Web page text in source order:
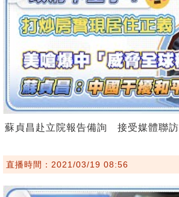
蘇貞昌赴立院報告備詢 接受媒體聯訪
直播時間：2021/03/19 08:56